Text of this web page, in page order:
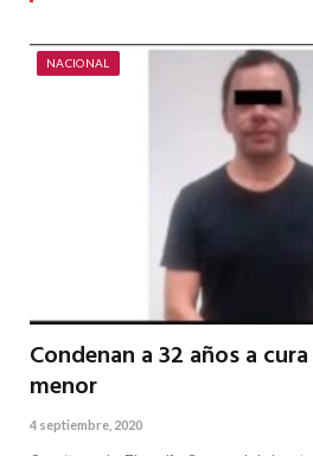
NACIONAL
Condenan a 32 años a
menor
4 septiembre, 2020